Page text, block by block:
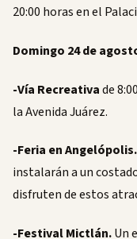
20:00 horas en el
Domingo 24 de
-Vía Recreativade
la Avenida Juárez.
-Feria en Angelópolis.
instalarán a un
disfruten de estos
-Festival Mictlán.Un